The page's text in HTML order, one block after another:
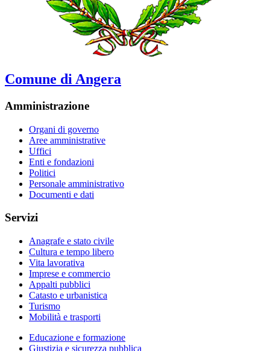
Comune di Angera
Amministrazione
Organi di governo
Aree amministrative
Uffici
Enti e fondazioni
Politici
Personale amministrativo
Documenti e dati
Servizi
Anagrafe e stato civile
Cultura e tempo libero
Vita lavorativa
Imprese e commercio
Appalti pubblici
Catasto e urbanistica
Turismo
Mobilità e trasporti
Educazione e formazione
Giustizia e sicurezza pubblica